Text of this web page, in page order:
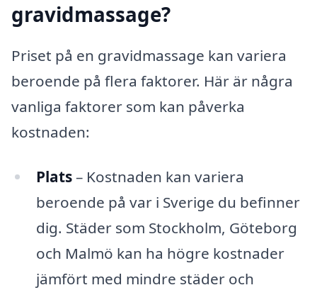
gravidmassage?
Priset på en gravidmassage kan variera
beroende på flera faktorer. Här är några
vanliga faktorer som kan påverka
kostnaden:
Plats– Kostnaden kan variera
beroende på var i Sverige du befinner
dig. Städer som Stockholm, Göteborg
och Malmö kan ha högre kostnader
jämfört med mindre städer och